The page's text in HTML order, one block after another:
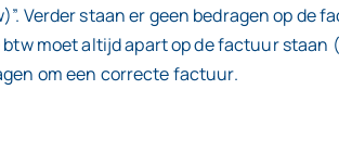
Verder staan er geen bedragen op de
moet altijd apart op de factuur
om een correcte factuur.